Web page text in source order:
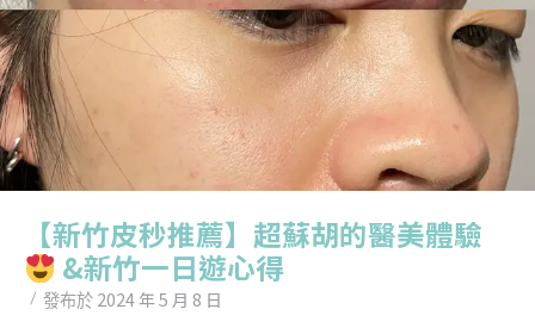
【新竹皮秒推薦】超蘇胡的醫美體驗
&新竹一日遊心得
發布於 2024 年 5 月 8 日